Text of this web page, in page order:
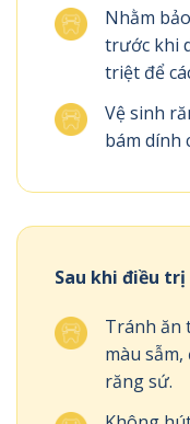
Nhằm
trước khi
triệt để
Vệ sinh
bám dính
Sau khi điều trị
Tránh ăn
màu
răng sứ.